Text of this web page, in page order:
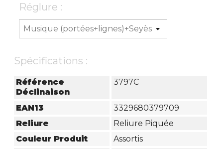
Réglure :
Spécifications :
Référence
Déclinaison
3797C
EAN13
3329680379709
Reliure
Reliure Piquée
Couleur Produit
Assortis